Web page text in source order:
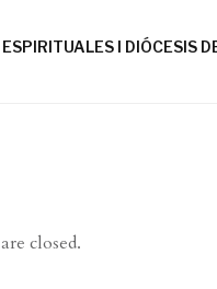
ESPIRITUALES I DIÓCESIS
closed.